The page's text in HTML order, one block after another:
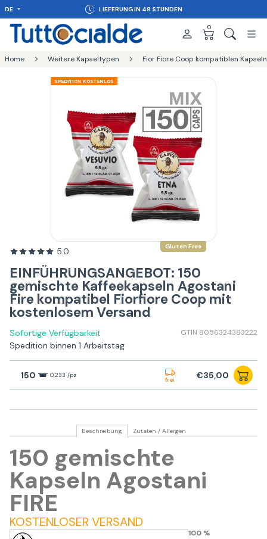
DE LIEFERUNG IN 48 STUNDEN
0
Home Weitere Kapseltypen Fior Fiore Coop kompatiblen Kapseln
SPEDITION KOSTENLOS
Gluten Free
5.0
EINFÜHRUNGSANGEBOT: 150
gemischte Kaffeekapseln Agostani
Fire kompatibel Fiorfiore Coop mit
kostenlosem Versand
Sofortige Verfügbarkeit GTIN 8056324383222
Spedition binnen 1 Arbeitstag
150 0,233 /pz
frei €35,00
Beschreibung Zutaten / Allergen
150 gemischte
Kapseln Agostani
FIRE
KOSTENLOSER VERSAND
100 %